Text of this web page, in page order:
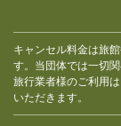
キャンセル料金は旅
す。当団体では一切関
旅行業者様のご利用
いただきます。